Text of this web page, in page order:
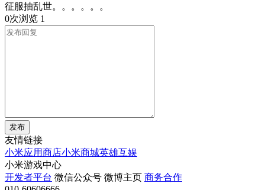
征服抽乱世。。。。。。
0次浏览 1
发布
友情链接
小米应用商店小米商城英雄互娱
小米游戏中心
开发者平台 微信公众号 微博主页 商务合作